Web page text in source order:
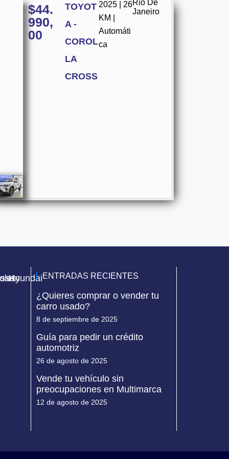
$44.
990,
00
TOYOT
A -
COROL
LA
CROSS
2025 | 26
KM |
Automáti
ca
Rio De
Janeiro
HyundaiENTRADAS RECIENTES
¿Quieres comprar o vender tu
carro usado?
8 de septiembre de 2025
Guía para pedir un crédito
automotriz
26 de agosto de 2025
Vende tu vehículo sin
preocupaciones en Multimarca
12 de agosto de 2025